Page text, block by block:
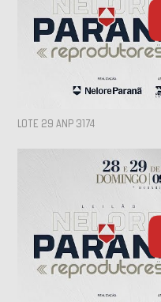
LOTE 29 ANP 3174